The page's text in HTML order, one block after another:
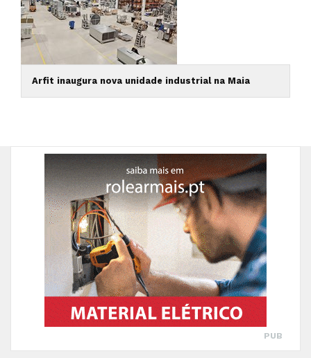
Arfit inaugura nova unidade industrial na Maia
PUB